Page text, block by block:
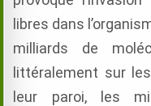
libres dans
milliards de
littéralement sur
leur paroi, les